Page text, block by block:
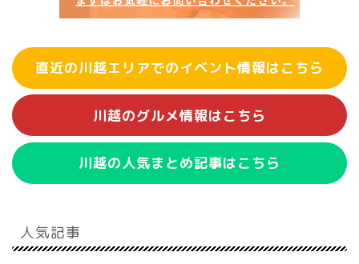
直近の川越エリアでのイベント情報はこちら
川越のグルメ情報はこちら
川越の人気まとめ記事はこちら
人気記事